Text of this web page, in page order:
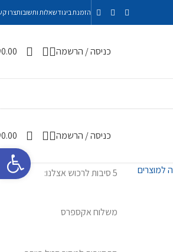
פתח
הזמנת ביגודשאלות ותשובותצרו
כניסה / הרשמה 0.00
כניסה / הרשמה 0.00
למוצרים 5 סיבות לרכוש אצלנו:
משלוח אקספרס